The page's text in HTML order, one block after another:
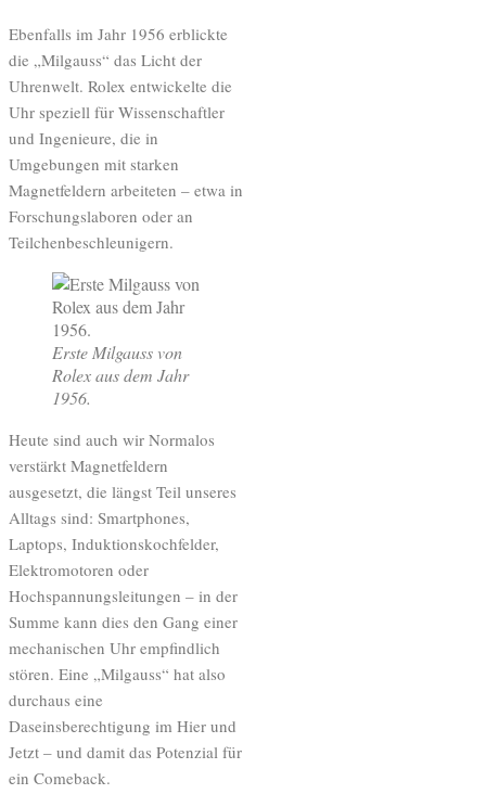
Ebenfalls im Jahr 1956 erblickte
die „Milgauss“ das Licht der
Uhrenwelt. Rolex entwickelte die
Uhr speziell für Wissenschaftler
und Ingenieure, die in
Umgebungen mit starken
Magnetfeldern arbeiteten – etwa in
Forschungslaboren oder an
Teilchenbeschleunigern.
Erste Milgauss von
Rolex aus dem Jahr
1956.
Heute sind auch wir Normalos
verstärkt Magnetfeldern
ausgesetzt, die längst Teil unseres
Alltags sind: Smartphones,
Laptops, Induktionskochfelder,
Elektromotoren oder
Hochspannungsleitungen – in der
Summe kann dies den Gang einer
mechanischen Uhr empfindlich
stören. Eine „Milgauss“ hat also
durchaus eine
Daseinsberechtigung im Hier und
Jetzt – und damit das Potenzial für
ein Comeback.